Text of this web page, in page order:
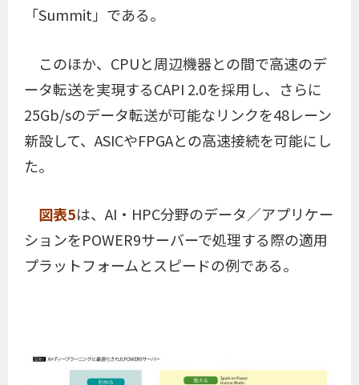
「Summit」である。
このほか、CPUと周辺機器との間で高速のデ
ータ転送を実現するCAPI 2.0を採用し、さらに
25Gb/sのデータ転送が可能なリンクを48レーン
新設して、ASICやFPGAとの高速接続を可能にし
た。
図表5は、AI・HPC分野のデータ／アプリケー
ションをPOWER9サーバーで処理する際の適用
プラットフォームとスピードの例である。